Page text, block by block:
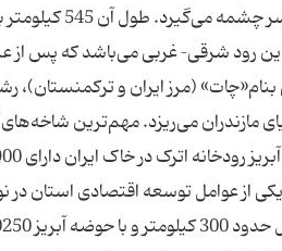
شرقی– غربی می‌باشد كه پس از
(مرز ایران و تركمنستان)،
مازندران می‌ریزد. مهم‌ترین